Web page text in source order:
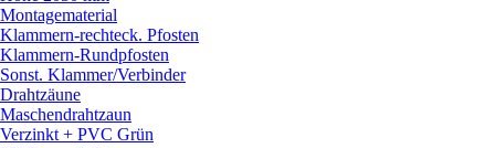
Montagematerial
Klammern-rechteck. Pfosten
Klammern-Rundpfosten
Sonst. Klammer/Verbinder
Drahtzäune
Maschendrahtzaun
Verzinkt + PVC Grün